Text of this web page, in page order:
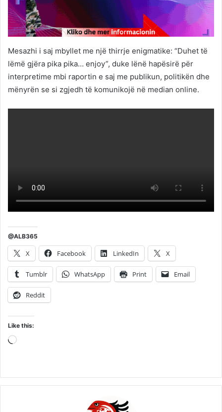
Mesazhi i saj mbyllet me një thirrje enigmatike: “Duhet të
lëmë gjëra pika pika… enjoy”, duke lënë hapësirë për
interpretime mbi raportin e saj me publikun, politikën dhe
mënyrën se si zgjedh të komunikojë në median online.
@ALB365
X Facebook LinkedIn X
Tumblr WhatsApp Print Email
Reddit
Like this:
Loading…